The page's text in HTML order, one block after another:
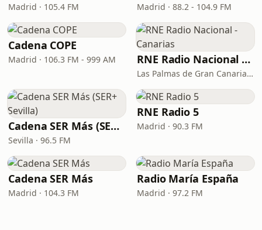
Madrid · 105.4 FM Madrid · 88.2 - 104.9 FM
Cadena COPE
Madrid · 106.3 FM - 999 AM RNE Radio Nacional - Canarias
Las Palmas de Gran Canaria · 92.8 FM
Cadena SER Más (SER+ Sevilla)
Sevilla · 96.5 FM
RNE Radio 5
Madrid · 90.3 FM
Cadena SER Más
Madrid · 104.3 FM
Radio María España
Madrid · 97.2 FM